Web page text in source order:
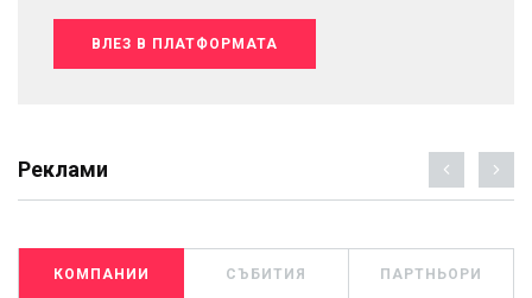
ВЛЕЗ В ПЛАТФОРМАТА
Реклами
КОМПАНИИ СЪБИТИЯ ПАРТНЬОРИ